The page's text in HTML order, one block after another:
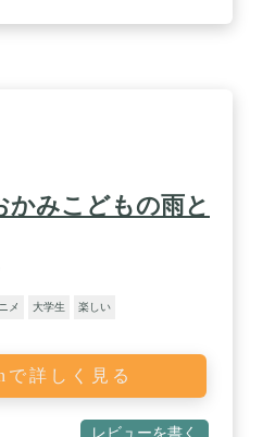
かみこどもの雨と
メ 大学生 楽しい
で詳しく見る
レビューを書く